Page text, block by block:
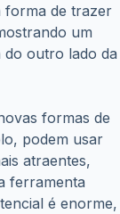
forma de trazer
um
do outro lado da
formas de
podem usar
atraentes,
ferramenta
é enorme,